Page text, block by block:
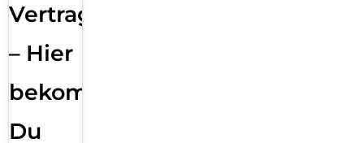
Vertragsabwicklung
– Hier
bekommst
Du